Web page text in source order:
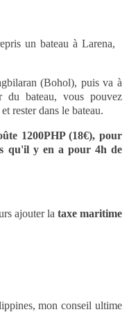
un bateau à Larena,
(Bohol), puis va à
du bateau, vous pouvez
rester dans le bateau.
1200PHP (18€), pour
qu'il y en a pour 4h de
ajouter la taxe maritime
mon conseil ultime